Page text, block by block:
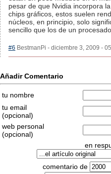
pesar de que Nvidia incorpora
chips gráficos, estos suelen
núcleos, en principio, solo
sencillo que los de un
#6 BestmanPi - diciembre 3, 2009 -
Añadir Comentario
tu nombre
tu email
(opcional)
web personal
(opcional)
en
comentario de